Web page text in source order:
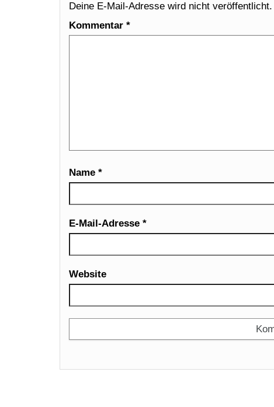
Deine E-Mail-Adresse wird nicht veröffentlicht.
Kommentar *
Name *
E-Mail-Adresse *
Website